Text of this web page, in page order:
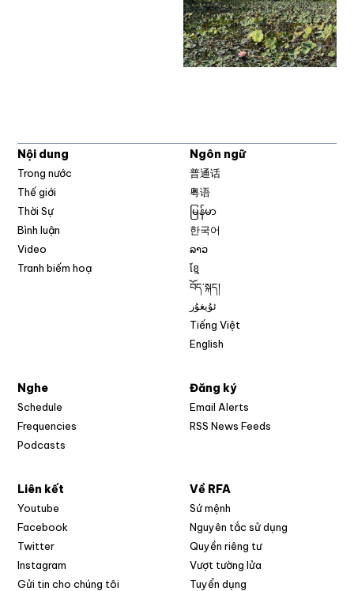
Nội dung
Trong nước
Thế giới
Thời Sự
Bình luận
Video
Tranh biếm hoạ
Ngôn ngữ
普通话
粤语
မြန်မာ
한국어
ລາວ
ខ្មែ
བོད་སྐད།
ئۇيغۇر
Tiếng Việt
English
Nghe
Schedule
Frequencies
Podcasts
Đăng ký
Email Alerts
RSS News Feeds
Liên kết
Youtube
Facebook
Twitter
Instagram
Gửi tin cho chúng tôi
Về RFA
Sứ mệnh
Nguyên tắc sử dụng
Quyền riêng tư
Vượt tường lửa
Tuyển dụng